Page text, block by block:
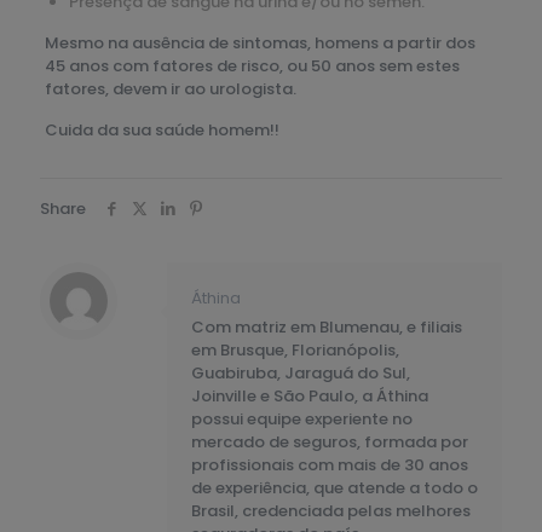
Mesmo na ausência de sintomas, homens a partir dos
45 anos com fatores de risco, ou 50 anos sem estes
fatores, devem ir ao urologista.
Cuida da sua saúde homem!!
Share
Áthina
Com matriz em Blumenau, e filiais
em Brusque, Florianópolis,
Guabiruba, Jaraguá do Sul,
Joinville e São Paulo, a Áthina
possui equipe experiente no
mercado de seguros, formada por
profissionais com mais de 30 anos
de experiência, que atende a todo o
Brasil, credenciada pelas melhores